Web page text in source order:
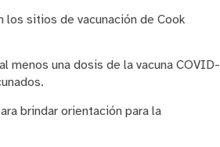
los sitios de vacunación de Cook
menos una dosis de la vacuna COVID-
brindar orientación para la